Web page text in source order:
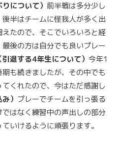
について） 前半戦は多分少し
半はチームに怪我人が多く出
たので、そこでいろいろと経
後の方は自分でも良いプレー
引退する4年生について） 今年1
も続きましたが、その中でも
くれたので、今はただ感謝し
） プレーでチームを引っ張る
はなく練習中の声出しの部分
いけるように頑張ります。